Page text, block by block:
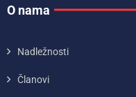
O nama
Nadležnosti
Članovi